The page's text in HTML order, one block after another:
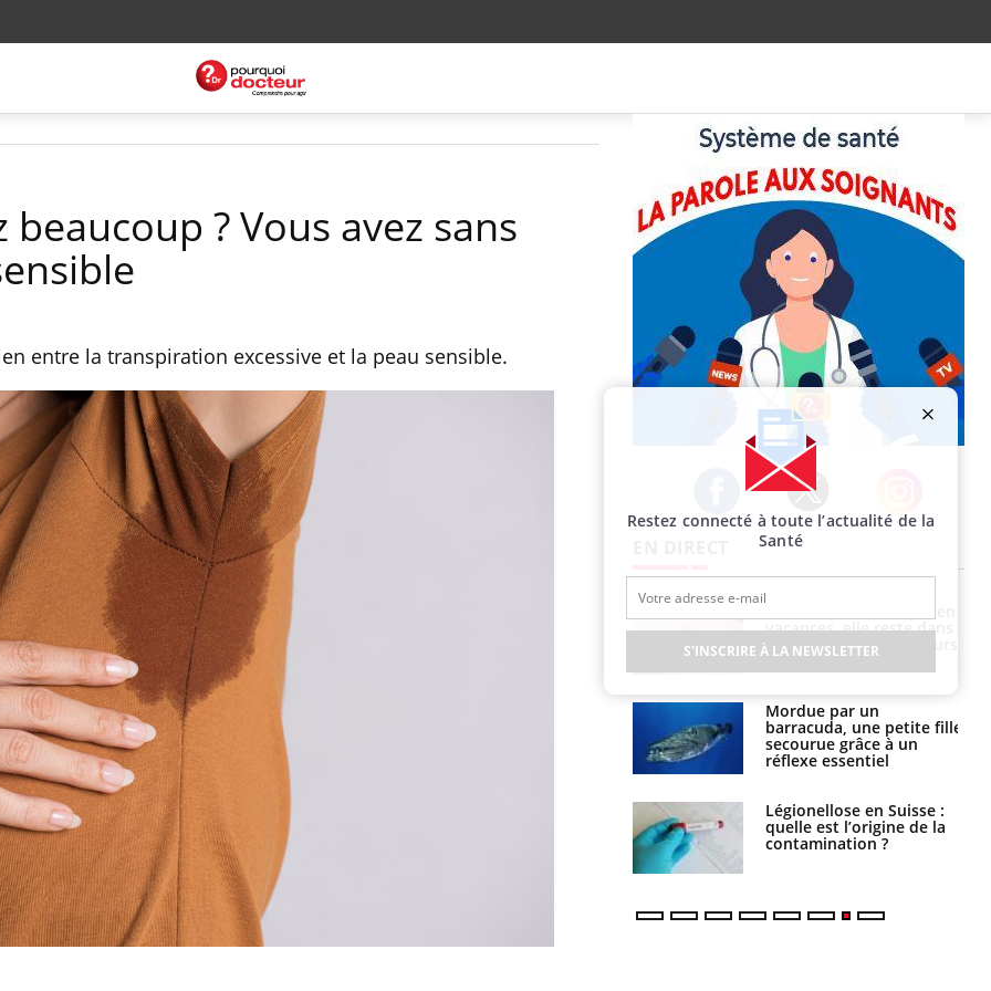
? Vous avez sans
entre la transpiration excessive et la peau sensible.
Facebook Twitter Instagram
Pourquoi manger moins
de protéines pourrait
finalement être bénéfique
Grossesse et chaleur : ce
que dit la science
Le smartphone nuit-il à
l'apprentissage de la
lecture ?
vacances, elle reste dans
le coma pendant 42 jours
Mordue par un
barracuda, une petite fille
secourue grâce à un
réflexe essentiel
Légionellose en Suisse :
quelle est l’origine de la
contamination ?
une nouvelle arme contre
les réactions sévères
Comment gérer le
sommeil des enfants en
vacances ?
Bilan prévention : ce que
les kinés pourront
bientôt faire
Restez connecté à toute l’actualité de la
Santé
S'INSCRIRE À LA NEWSLETTER